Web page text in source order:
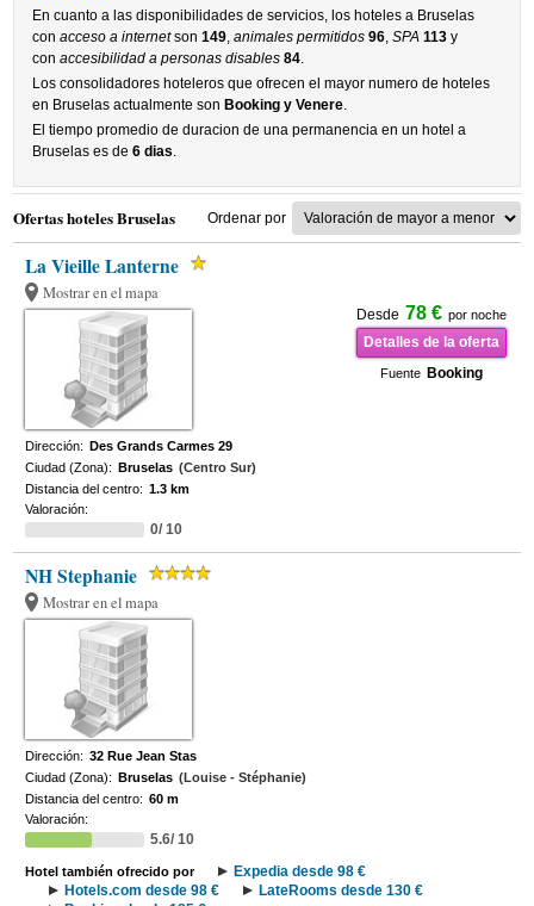
En cuanto a las disponibilidades de servicios, los hoteles a Bruselas
conacceso a internetson149,animales permitidos 96,SPA 113 y
conaccesibilidad a personas disables 84.
Los consolidadores hoteleros que ofrecen el mayor numero de hoteles
en Bruselas actualmente son Booking y Venere.
El tiempo promedio de duracion de una permanencia en un hotel a
Bruselas es de6 dias.
Ofertas hoteles Bruselas Ordenar por
La Vieille Lanterne
Mostrar en el mapa
Desde 78 € por noche
Detalles de la oferta
Fuente Booking
Dirección: Des Grands Carmes 29
Ciudad (Zona): Bruselas (Centro Sur)
Distancia del centro: 1.3 km
Valoración:
0/ 10
NH Stephanie
Mostrar en el mapa
Dirección: 32 Rue Jean Stas
Ciudad (Zona): Bruselas (Louise - Stéphanie)
Distancia del centro: 60 m
Valoración:
5.6/ 10
Hotel también ofrecido por
Expedia desde 98 €
Hotels.com desde 98 €
LateRooms desde 130 €